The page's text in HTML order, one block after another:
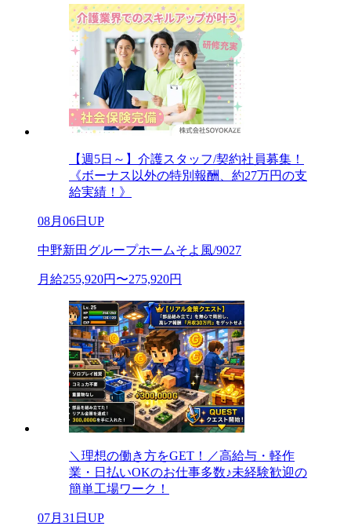
【週5日～】介護スタッフ/契約社員募集！
《ボーナス以外の特別報酬、約27万円の支
給実績！》
08月06日UP
中野新田グループホームそよ風/9027
月給255,920円〜275,920円
＼理想の働き方をGET！／高給与・軽作
業・日払いOKのお仕事多数♪未経験歓迎の
簡単工場ワーク！
07月31日UP